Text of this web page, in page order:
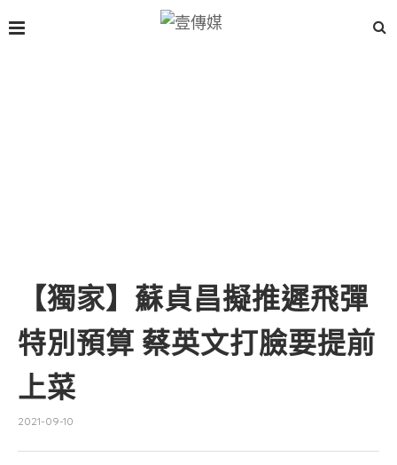
【獨家】蘇貞昌擬推遲飛彈
特別預算 蔡英文打臉要提前
上菜
2021-09-10